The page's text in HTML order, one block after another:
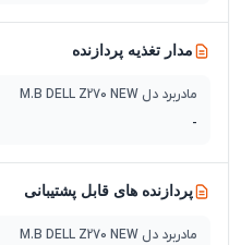
مدار تغذیه پردازنده
مادربرد دل M.B DELL Z270 NEW
-
پردازنده های قابل پشتیبانی
مادربرد دل M.B DELL Z270 NEW